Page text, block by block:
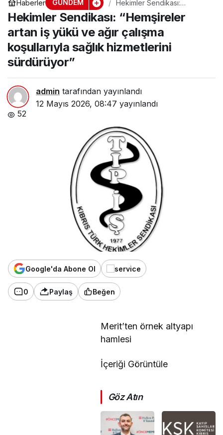
Haberler GÜNDEM
Hekimler Sendikası:
“Hemşireler artan iş yükü ve
ağır çalışma koşullarıyla
sağlık hizmetlerini
sürdürüyor”
Hekimler Sendikası: “Hemşireler
artan iş yükü ve ağır çalışma
koşullarıyla sağlık hizmetlerini
sürdürüyor”
admin tarafından yayınlandı
12 Mayıs 2026, 08:47 yayınlandı
52
Google'da Abone Ol
0 Paylaş Beğen
Merit’ten örnek altyapı
hamlesi
İçeriği Görüntüle
Göz Atın